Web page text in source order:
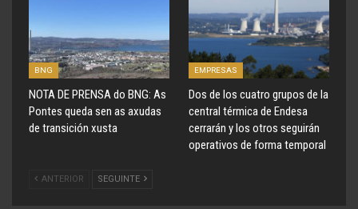
BNG
NOTA DE PRENSA do BNG: As
Pontes queda sen as axudas
de transición xusta
EMPRESAS
Dos de los cuatro grupos de la
central térmica de Endesa
cerrarán y los otros seguirán
operativos de forma temporal
ANTERIOR SEGUINTE